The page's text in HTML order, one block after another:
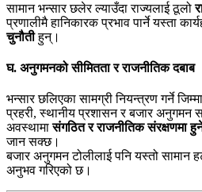
सामान भन्सार छलेर ल्याउँदा राज्यलाई ठूलो
प्रणालीमै हानिकारक प्रभाव पार्ने यस्ता
चुनौतीहुन्।
घ. अनुगमनको सीमितता र राजनीतिक दबाब
भन्सार छलिएका सामग्री नियन्त्रण गर्ने
प्रहरी, स्थानीय प्रशासन र बजार अनुगमन
अवस्थामासंगठित र राजनीतिक संरक्षणमा
जान सक्छ।
बजार अनुगमन टोलीलाई पनि यस्तो सामान
अनुभव गरिएको छ।